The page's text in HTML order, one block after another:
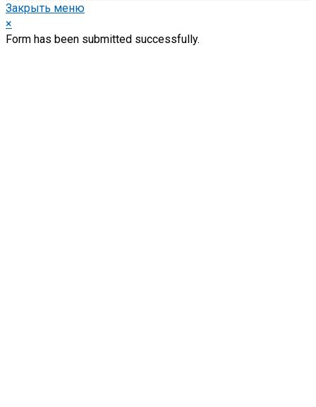
Закрыть меню
×
Form has been submitted successfully.